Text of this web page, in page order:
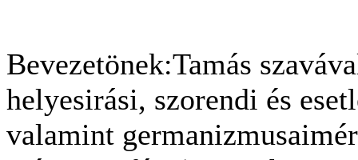
Bevezetönek:Tamás
helyesirási, szorendi és
valamint